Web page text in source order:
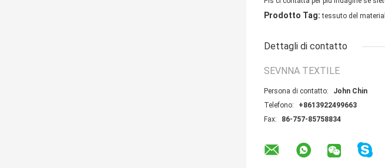
Prodotto Tag: tessuto del
Dettagli di contatto
SEVNNA TEXTILE
Persona di contatto:
John Chin
Telefono:
+8613922499663
Fax:
86-757-85758834